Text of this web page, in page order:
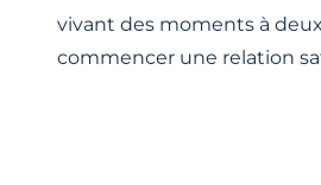
vivant des moments à
commencer une relation